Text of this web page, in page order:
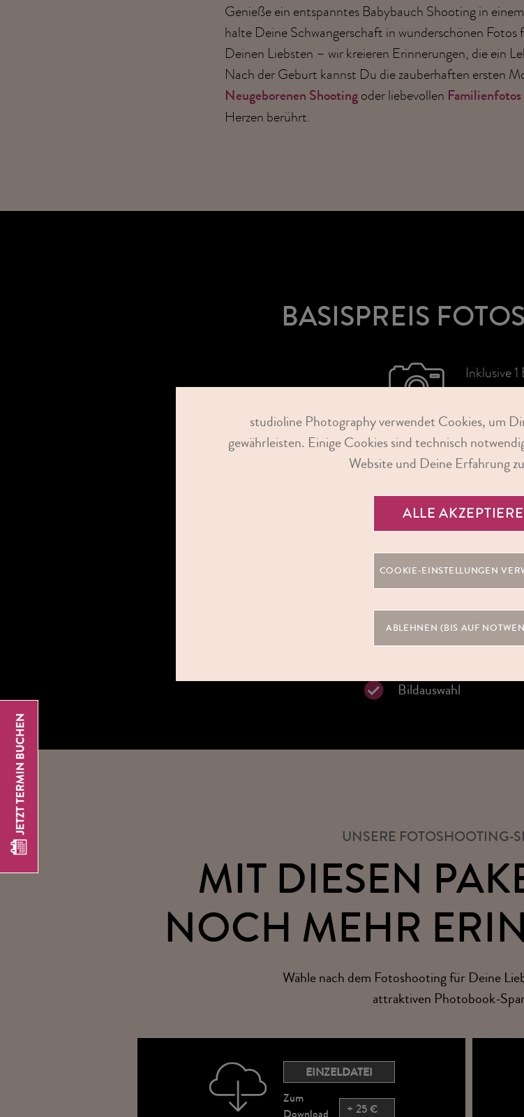
Genieße ein entspanntes Babybauch Shooting in
halte Deine Schwangerschaft in wunderschönen
Deinen Liebsten – wir kreieren Erinnerungen, die ein
Nach der Geburt kannst Du die zauberhaften ersten
Neugeborenen Shootingoder liebevollen Familienfotos
Herzen berührt.
BASISPREIS
Inklusive 1
(Abzug &
4999€
SHOOTING IN
Vorbesprechung und
Bildauswahl
UNSERE FOTOSHOOTING-
MIT DIESEN
NOCH MEHR
Wähle nach dem Fotoshooting für Deine
attraktiven Photobook-
EINZELDATEI
Zum
Download
+ 25 €
studioline Photography verwendet Cookies, um
gewährleisten. Einige Cookies sind technisch
Website und Deine Erfahrung
ALLE
COOKIE-EINSTELLUNGEN
ABLEHNEN (BIS AUF